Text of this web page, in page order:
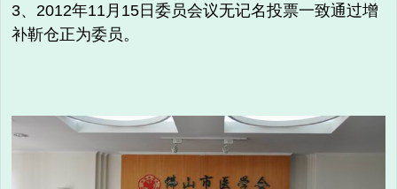
3、2012年11月15日委员会议无记名投票一致通过增
补靳仓正为委员。